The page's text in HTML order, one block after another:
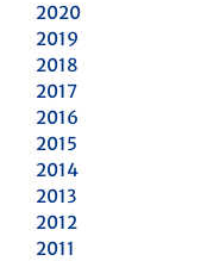
2020
2019
2018
2017
2016
2015
2014
2013
2012
2011